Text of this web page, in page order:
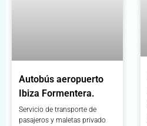
Autobús aeropuerto
Ibiza Formentera.
Servicio de transporte de
pasajeros y maletas privado